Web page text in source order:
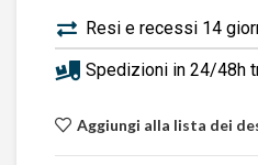
Resi e recessi 14
Spedizioni in 24/48h
Aggiungi alla lista dei